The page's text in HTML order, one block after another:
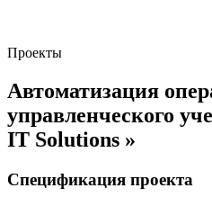
Проекты
Автоматизация
управленческого
IT Solutions »
Спецификация проекта